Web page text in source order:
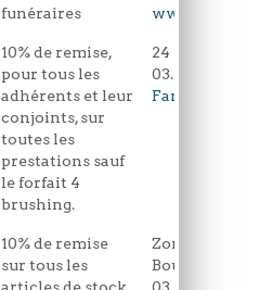
funéraires
10% de remise,
pour tous les
adhérents et leur
conjoints, sur
toutes les
prestations sauf
le forfait 4
brushing.
24 Rue St
03.21.94.70.47
10% de remise
sur tous les
Zone
Boulevard du